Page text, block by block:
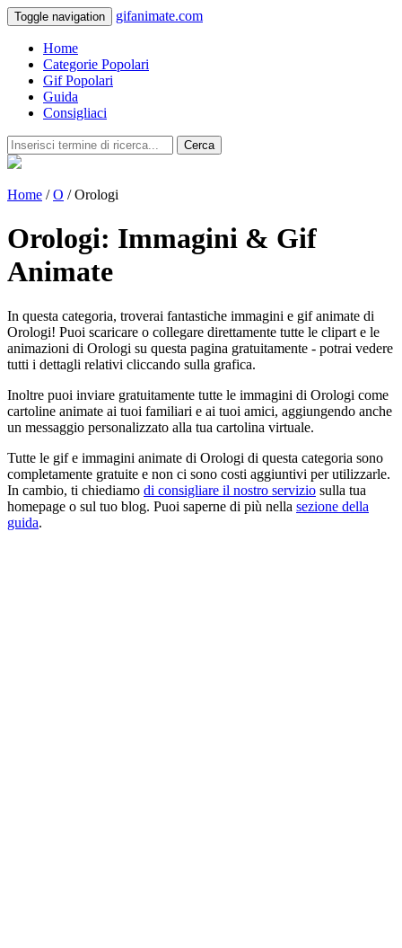
Toggle navigation gifanimate.com
Home
Categorie Popolari
Gif Popolari
Guida
Consigliaci
Cerca
Home /O / Orologi
Orologi: Immagini & Gif
Animate
In questa categoria, troverai fantastiche immagini e gif animate di
Orologi! Puoi scaricare o collegare direttamente tutte le clipart e le
animazioni di Orologi su questa pagina gratuitamente - potrai vedere
tutti i dettagli relativi cliccando sulla grafica.
Inoltre puoi inviare gratuitamente tutte le immagini di Orologi come
cartoline animate ai tuoi familiari e ai tuoi amici, aggiungendo anche
un messaggio personalizzato alla tua cartolina virtuale.
Tutte le gif e immagini animate di Orologi di questa categoria sono
completamente gratuite e non ci sono costi aggiuntivi per utilizzarle.
In cambio, ti chiediamo di consigliare il nostro servizio sulla tua
homepage o sul tuo blog. Puoi saperne di più nella sezione della
guida.